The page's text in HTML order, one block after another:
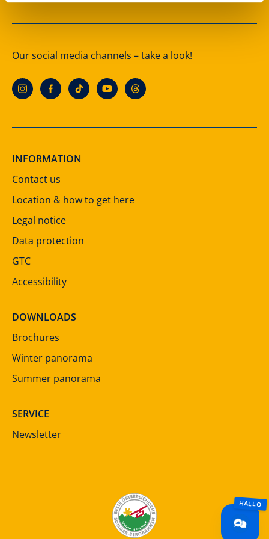
Our social media channels – take a look!
INFORMATION
Contact us
Location & how to get here
Legal notice
Data protection
GTC
Accessibility
DOWNLOADS
Brochures
Winter panorama
Summer panorama
SERVICE
Newsletter